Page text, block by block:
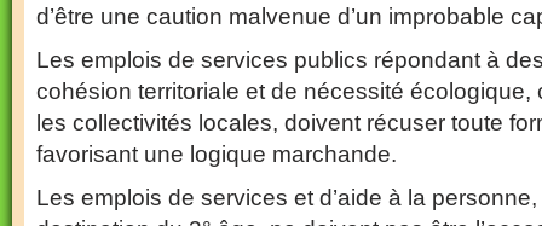
d’être une caution malvenue d’un improbable
Les emplois de services publics répondant à
cohésion territoriale et de nécessité écologique,
les collectivités locales, doivent récuser toute
favorisant une logique marchande.
Les emplois de services et d’aide à la